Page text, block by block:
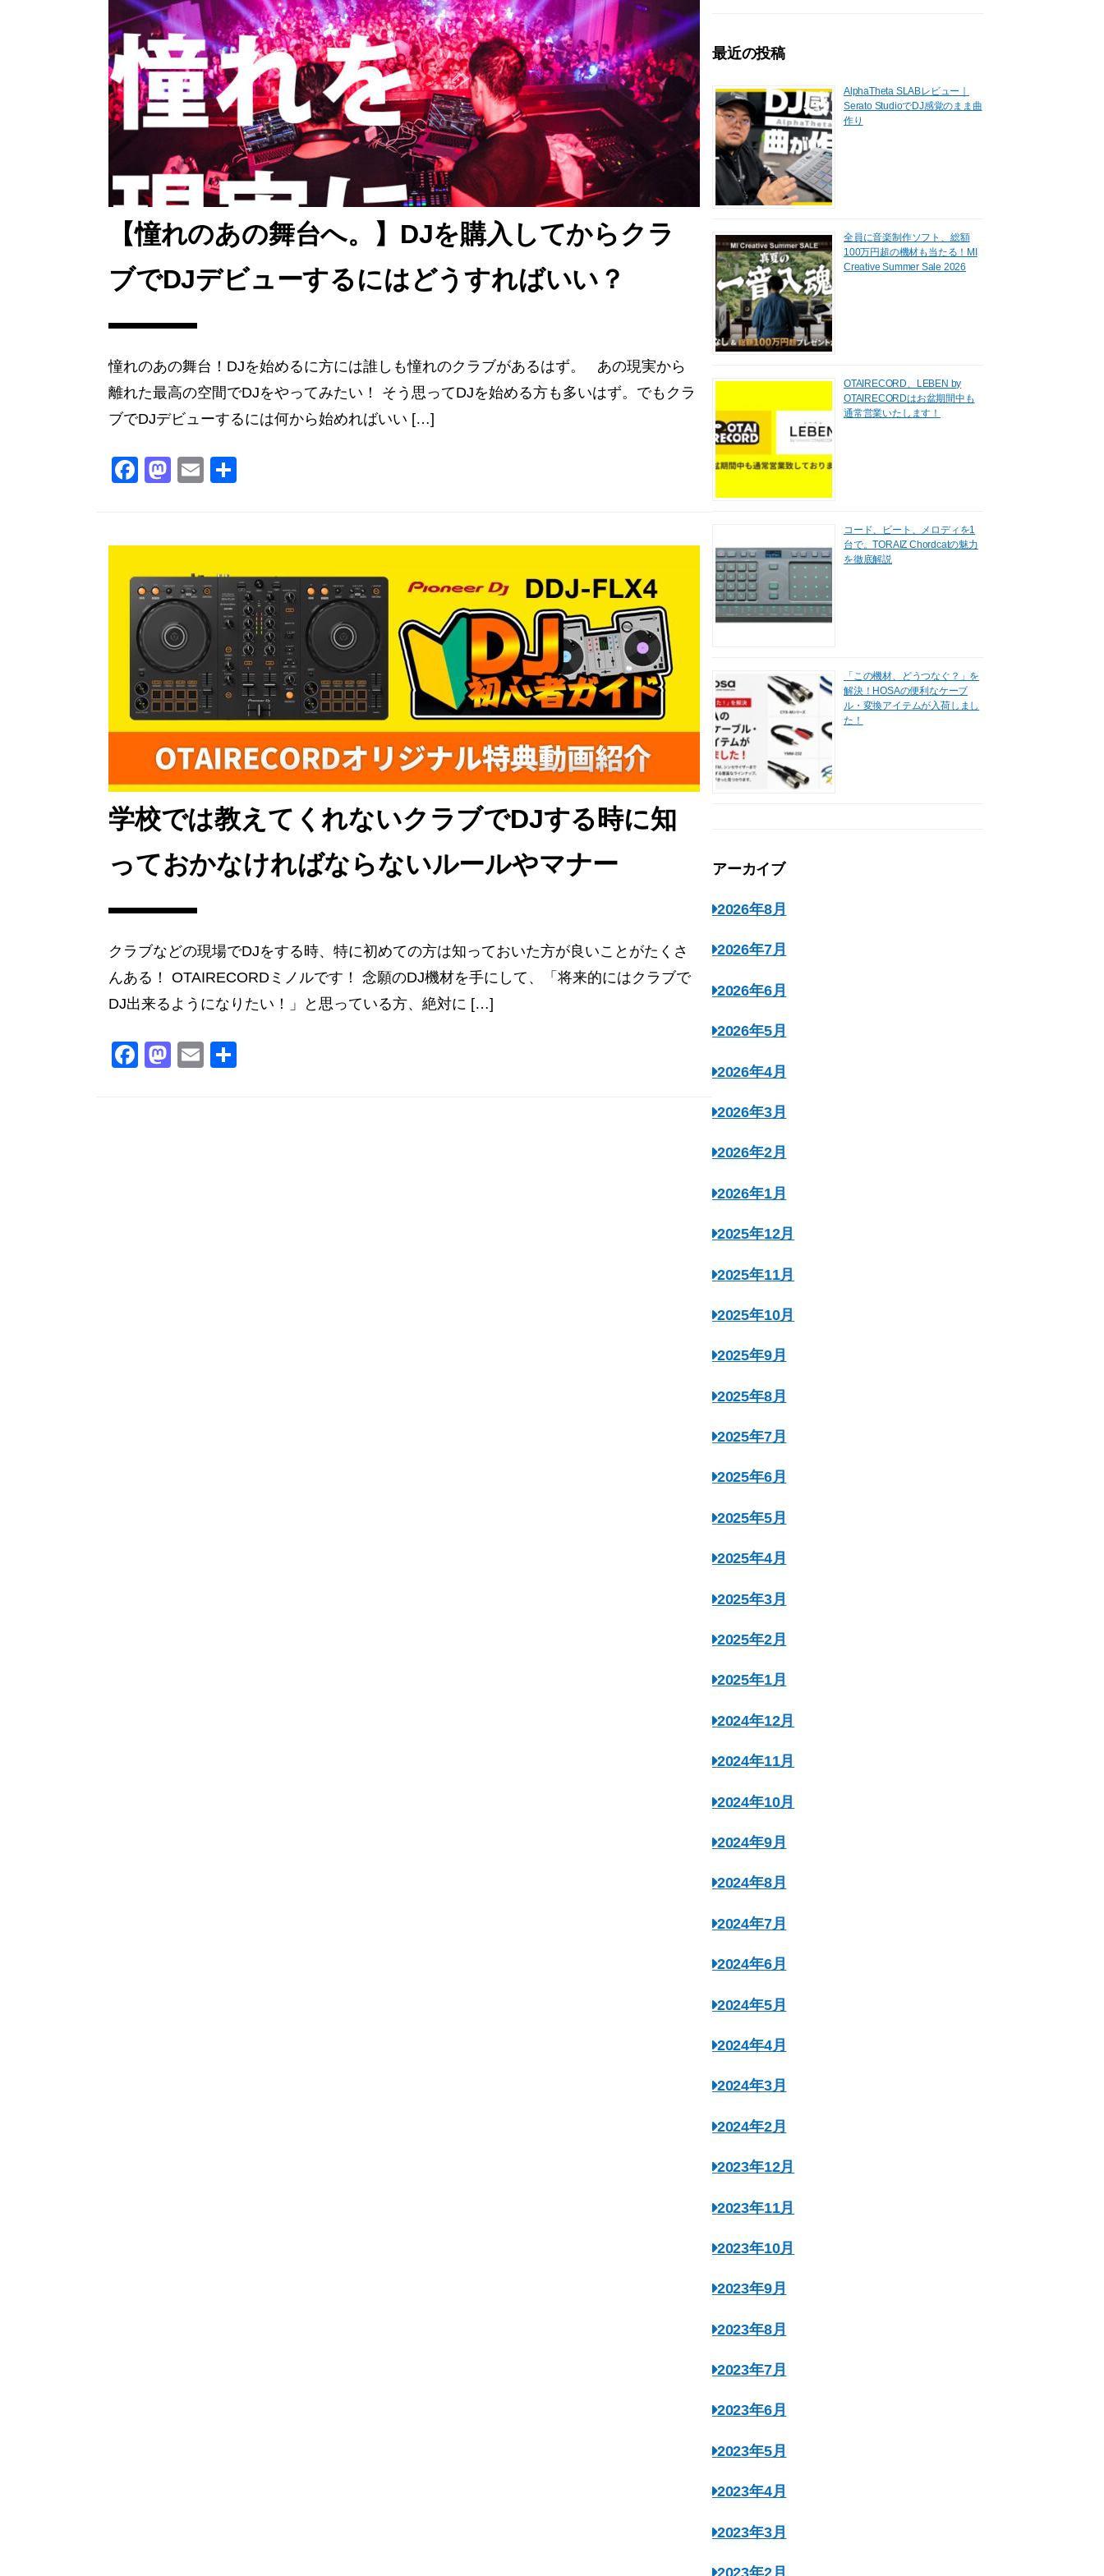
【憧れのあの舞台へ。】DJを購入してからクラ
ブでDJデビューするにはどうすればいい？
憧れのあの舞台！DJを始めるに方には誰しも憧れのクラブがあるはず。 あの現実から
離れた最高の空間でDJをやってみたい！ そう思ってDJを始める方も多いはず。でもクラ
ブでDJデビューするには何から始めればいい […]
F
e
b
o
o
k
M
o
d
o
n
E
l
学校では教えてくれないクラブでDJする時に知
っておかなければならないルールやマナー
クラブなどの現場でDJをする時、特に初めての方は知っておいた方が良いことがたくさ
んある！ OTAIRECORDミノルです！ 念願のDJ機材を手にして、「将来的にはクラブで
DJ出来るようになりたい！」と思っている方、絶対に […]
F M E
最近の投稿
AlphaTheta SLABレビュー｜
Serato StudioでDJ感覚のまま曲
作り
全員に音楽制作ソフト、総額
100万円超の機材も当たる！MI
Creative Summer Sale 2026
OTAIRECORD、LEBEN by
OTAIRECORDはお盆期間中も
通常営業いたします！
コード、ビート、メロディを1
台で。TORAIZ Chordcatの魅力
を徹底解説
「この機材、どうつなぐ？」を
解決！HOSAの便利なケーブ
ル・変換アイテムが入荷しまし
た！
アーカイブ
2026年8月
2026年7月
2026年6月
2026年5月
2026年4月
2026年3月
2026年2月
2026年1月
2025年12月
2025年11月
2025年10月
2025年9月
2025年8月
2025年7月
2025年6月
2025年5月
2025年4月
2025年3月
2025年2月
2025年1月
2024年12月
2024年11月
2024年10月
2024年9月
2024年8月
2024年7月
2024年6月
2024年5月
2024年4月
2024年3月
2024年2月
2023年12月
2023年11月
2023年10月
2023年9月
2023年8月
2023年7月
2023年6月
2023年5月
2023年4月
2023年3月